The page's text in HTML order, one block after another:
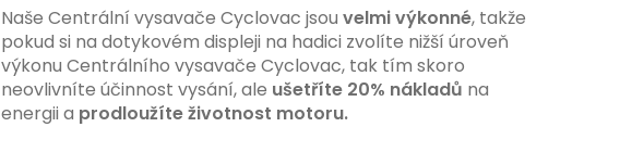
Naše Centrální vysavače Cyclovac jsou velmi výkonné, takže
pokud si na dotykovém displeji na hadici zvolíte nižší úroveň
výkonu Centrálního vysavače Cyclovac, tak tím skoro
neovlivníte účinnost vysání, ale ušetříte 20% nákladů na
energii a prodloužíte životnost motoru.